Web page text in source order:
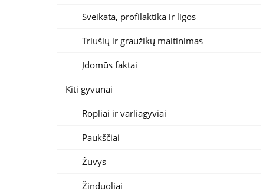
Sveikata, profilaktika ir ligos
Triušių ir graužikų maitinimas
Įdomūs faktai
Kiti gyvūnai
Ropliai ir varliagyviai
Paukščiai
Žuvys
Žinduoliai